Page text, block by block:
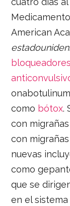
American
como bótox.
con
con
nuevas
como
que se
en el